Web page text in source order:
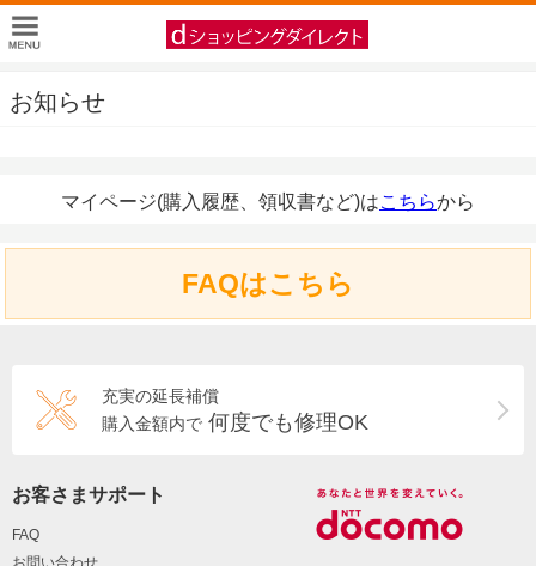
お知らせ
マイページ(購入履歴、領収書など)はこちらから
FAQはこちら
充実の延長補償
購入金額内で 何度でも修理OK
お客さまサポート
FAQ
お問い合わせ